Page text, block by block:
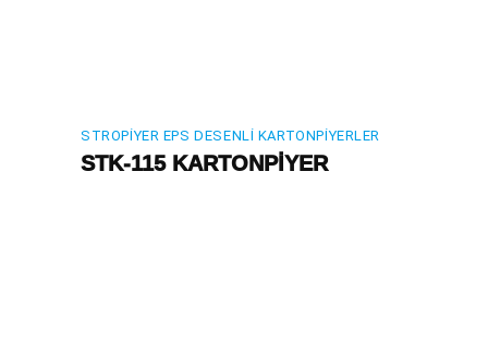
STROPIYER EPS DESENLI KARTONPIYERLER
STK-115 KARTONPİYER